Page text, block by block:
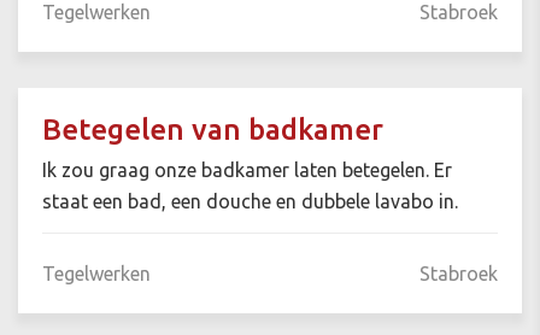
Tegelwerken Stabroek
Betegelen van badkamer
Ik zou graag onze badkamer laten betegelen. Er
staat een bad, een douche en dubbele lavabo in.
Tegelwerken Stabroek